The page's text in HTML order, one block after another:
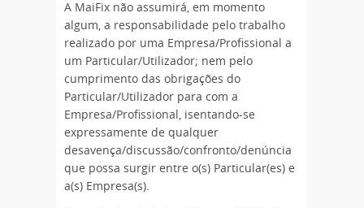
A MaiFix não assumirá, em momento
algum, a responsabilidade pelo trabalho
realizado por uma Empresa/Profissional a
um Particular/Utilizador; nem pelo
cumprimento das obrigações do
Particular/Utilizador para com a
Empresa/Profissional, isentando-se
expressamente de qualquer
desavença/discussão/confronto/denúncia
que possa surgir entre o(s) Particular(es) e
a(s) Empresa(s).